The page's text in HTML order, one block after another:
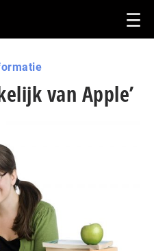
van Apple’